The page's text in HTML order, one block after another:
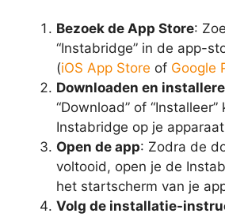
Bezoek de App Store:
“Instabridge” in de app-
(iOS App Store of Google
Downloaden en
“Download” of “Installeer”
Instabridge op je
Open de app: Zodra de
voltooid, open je de
het startscherm van je
Volg de installatie-